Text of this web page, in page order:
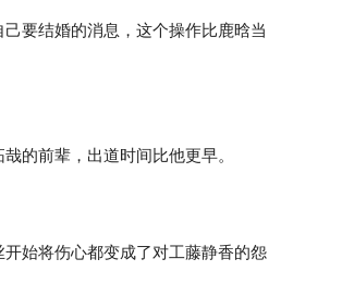
要结婚的消息，这个操作比鹿晗当
的前辈，出道时间比他更早。
始将伤心都变成了对工藤静香的怨